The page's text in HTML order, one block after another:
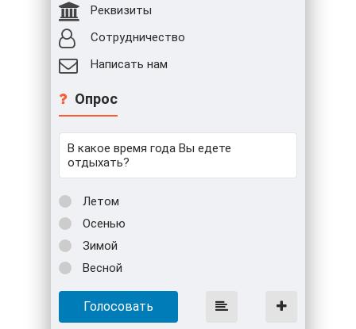
Реквизиты
Сотрудничество
Написать нам
Опрос
В какое время года Вы едете
отдыхать?
Летом
Осенью
Зимой
Весной
Голосовать